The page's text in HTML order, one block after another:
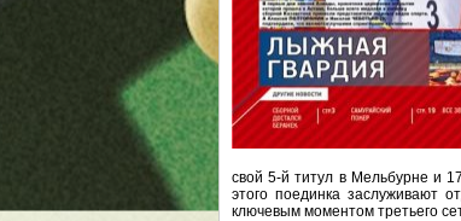
свой 5-й титул в Мельбурне и
этого поединка заслуживают
ключевым моментом третьего